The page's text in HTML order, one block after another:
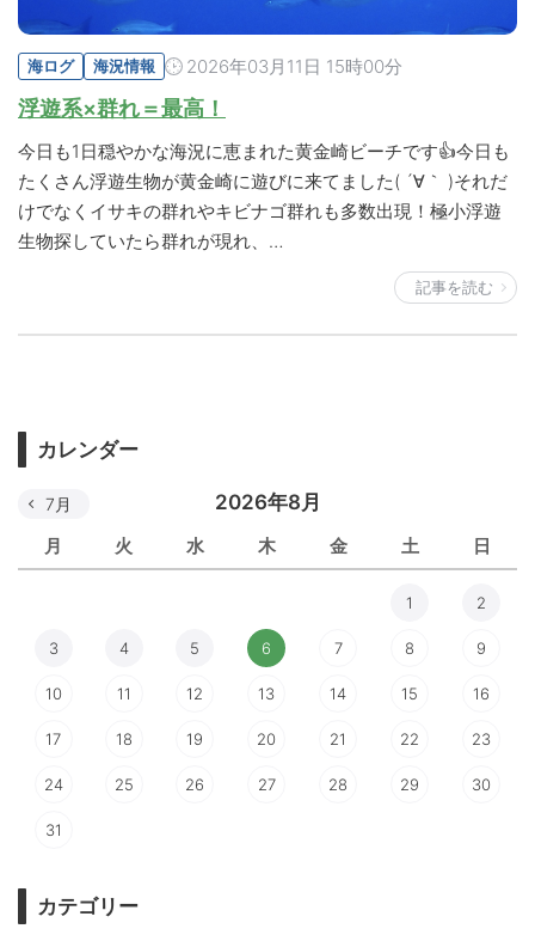
海ログ 海況情報 2026年03月11日 15時00分
浮遊系×群れ＝最高！
今日も1日穏やかな海況に恵まれた黄金崎ビーチです👍今日も
たくさん浮遊生物が黄金崎に遊びに来てました( ´∀｀ )それだ
けでなくイサキの群れやキビナゴ群れも多数出現！極小浮遊
生物探していたら群れが現れ、…
記事を読む
カレンダー
2026年8月
月 火 水 木 金 土 日
7月
1 2
3 4 5 6 7 8 9
10 11 12 13 14 15 16
17 18 19 20 21 22 23
24 25 26 27 28 29 30
31
カテゴリー